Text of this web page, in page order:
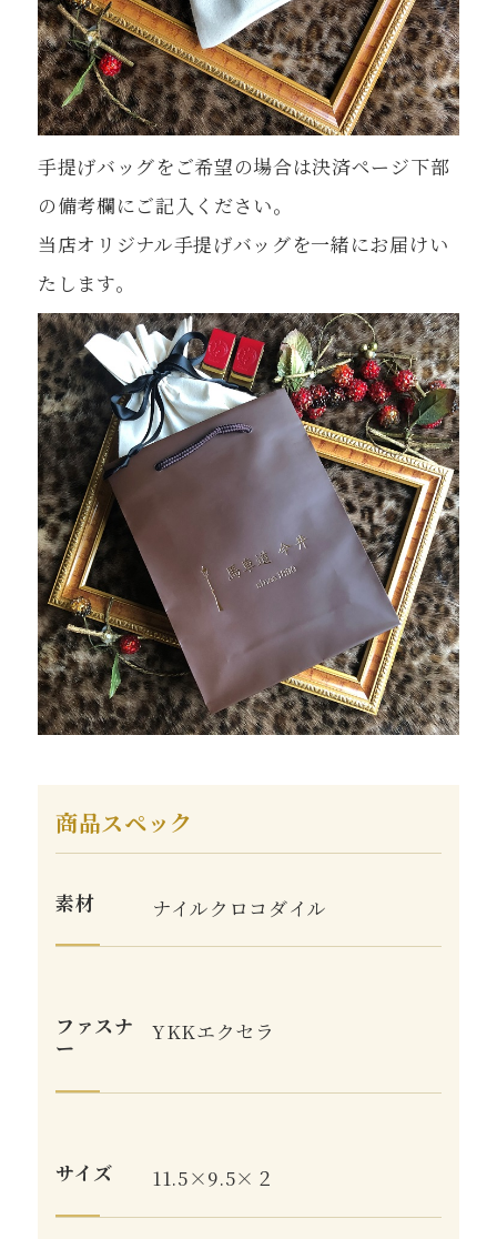
手提げバッグをご希望の場合は決済ページ下部
の備考欄にご記入ください。
当店オリジナル手提げバッグを一緒にお届けい
たします。
商品スペック
素材 ナイルクロコダイル
ファスナ
ー
YKKエクセラ
サイズ 11.5×9.5×２